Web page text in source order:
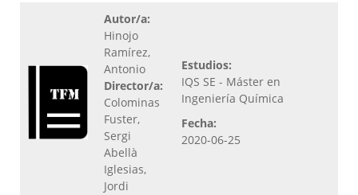
Autor/a:
Hinojo
Ramírez,
Antonio
Director/a:
Colominas
Fuster,
Sergi
Abellà
Iglesias,
Jordi
Estudios:
IQS SE - Máster en
Ingeniería Química
Fecha:
2020-06-25